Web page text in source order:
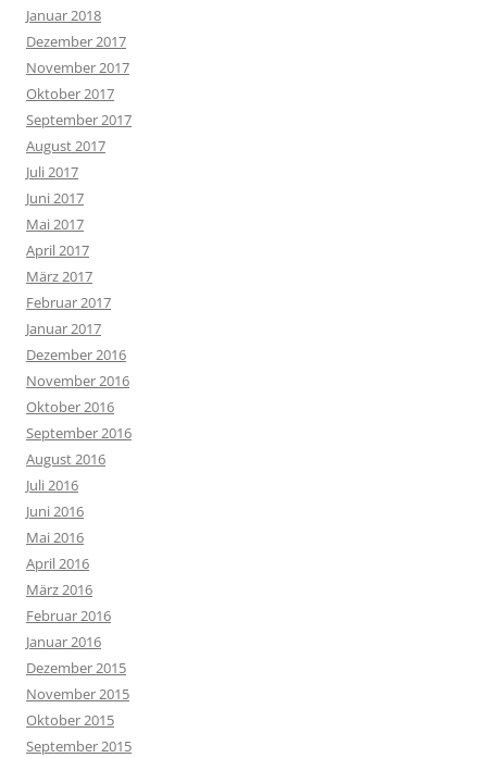
Januar 2018
Dezember 2017
November 2017
Oktober 2017
September 2017
August 2017
Juli 2017
Juni 2017
Mai 2017
April 2017
März 2017
Februar 2017
Januar 2017
Dezember 2016
November 2016
Oktober 2016
September 2016
August 2016
Juli 2016
Juni 2016
Mai 2016
April 2016
März 2016
Februar 2016
Januar 2016
Dezember 2015
November 2015
Oktober 2015
September 2015